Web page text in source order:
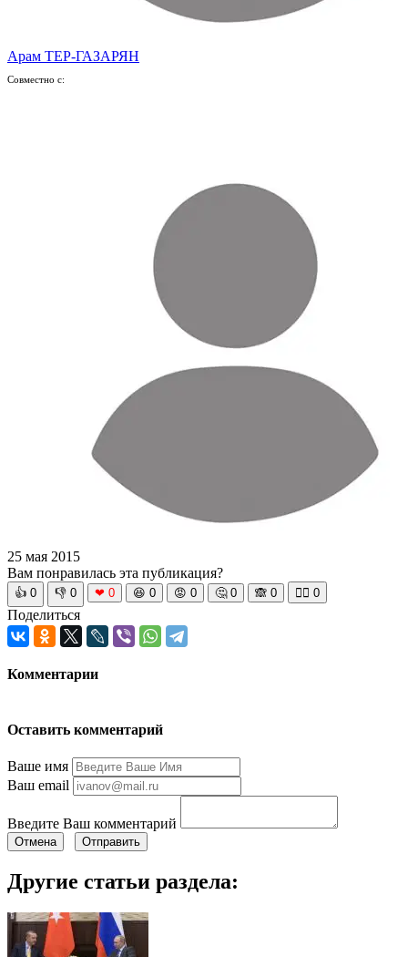
Арам ТЕР-ГАЗАРЯН
Совместно с:
25 мая 2015
Вам понравилась эта публикация?
👍 0 👎 0 ❤ 0 😆 0 😡 0 🤔 0 🙈 0 🧘‍♀️ 0
Поделиться
Комментарии
Оставить комментарий
Ваше имя
Ваш email
Введите Ваш комментарий
Отмена Отправить
Другие статьи раздела: